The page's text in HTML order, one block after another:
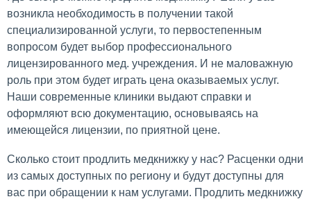
возникла необходимость в получении такой
специализированной услуги, то первостепенным
вопросом будет выбор профессионального
лицензированного мед. учреждения. И не маловажную
роль при этом будет играть цена оказываемых услуг.
Наши современные клиники выдают справки и
оформляют всю документацию, основываясь на
имеющейся лицензии, по приятной цене.
Сколько стоит продлить медкнижку у нас? Расценки одни
из самых доступных по региону и будут доступны для
вас при обращении к нам услугами. Продлить медкнижку